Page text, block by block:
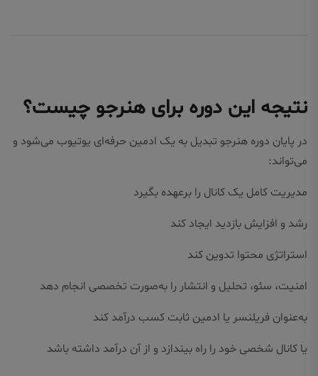
نتیجه این دوره برای هنرجو چیست؟
در پایان دوره هنرجو تبدیل به یک ادمین حرفه‌ای یوتیوب می‌شود و
می‌تواند:
مدیریت کامل یک کانال را برعهده بگیرد
رشد و افزایش بازدید ایجاد کند
استراتژی محتوا تدوین کند
امنیت، سئو، تحلیل و انتشار را به‌صورت تخصصی انجام دهد
به‌عنوان فریلنسر یا ادمین ثابت کسب درآمد کند
یا کانال شخصی خود را راه بیندازد و از آن درآمد داشته باشد